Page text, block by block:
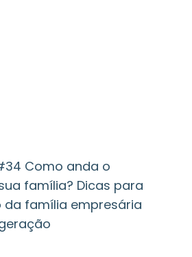
Como anda o
família? Dicas para
da família empresária